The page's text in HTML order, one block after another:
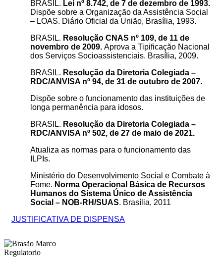
BRASIL. Lei nº 8.742, de 7 de dezembro de 1993.
Dispõe sobre a Organização da Assistência Social
– LOAS. Diário Oficial da União, Brasília, 1993.
BRASIL. Resolução CNAS nº 109, de 11 de
novembro de 2009. Aprova a Tipificação Nacional
dos Serviços Socioassistenciais. Brasília, 2009.
BRASIL. Resolução da Diretoria Colegiada –
RDC/ANVISA nº 94, de 31 de outubro de 2007.
Dispõe sobre o funcionamento das instituições de
longa permanência para idosos.
BRASIL. Resolução da Diretoria Colegiada –
RDC/ANVISA nº 502, de 27 de maio de 2021.
Atualiza as normas para o funcionamento das
ILPIs.
Ministério do Desenvolvimento Social e Combate à
Fome. Norma Operacional Básica de Recursos
Humanos do Sistema Único de Assistência
Social – NOB-RH/SUAS. Brasília, 2011
JUSTIFICATIVA DE DISPENSA